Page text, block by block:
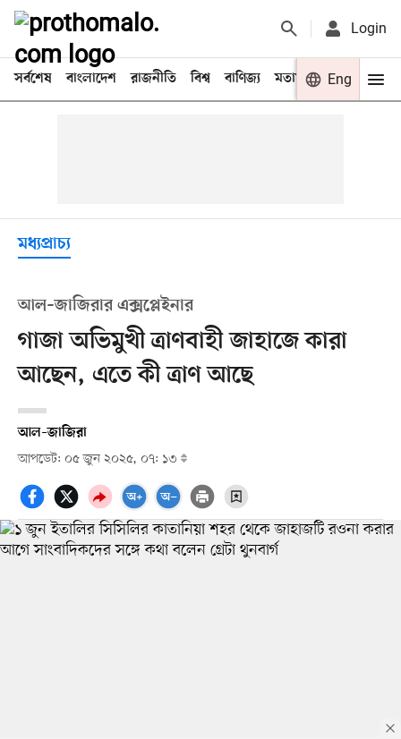
Login
সর্বশেষ বাংলাদেশ রাজনীতি বিশ্ব বাণিজ্য মতামত খেলা
Eng
মধ্যপ্রাচ্য
আল–জাজিরার এক্সপ্লেইনার
গাজা অভিমুখী ত্রাণবাহী জাহাজে কারা
আছেন, এতে কী ত্রাণ আছে
আল–জাজিরা
আপডেট: ০৫ জুন ২০২৫, ০৭: ১৩